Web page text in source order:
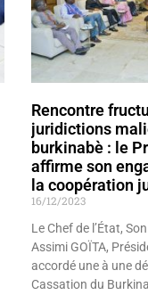
Rencontre
juridictions
burkinabè : le
affirme son
la coopération
16/12/2023
Le Chef de l’État,
Assimi GOÏTA,
accordé une à une
Cassation du